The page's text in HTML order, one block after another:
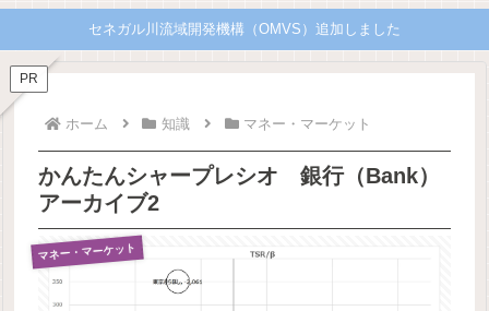
セネガル川流域開発機構（OMVS）追加しました
PR
ホーム 知識 マネー・マーケット
かんたんシャープレシオ 銀行（Bank）
アーカイブ2
マネー・マーケット